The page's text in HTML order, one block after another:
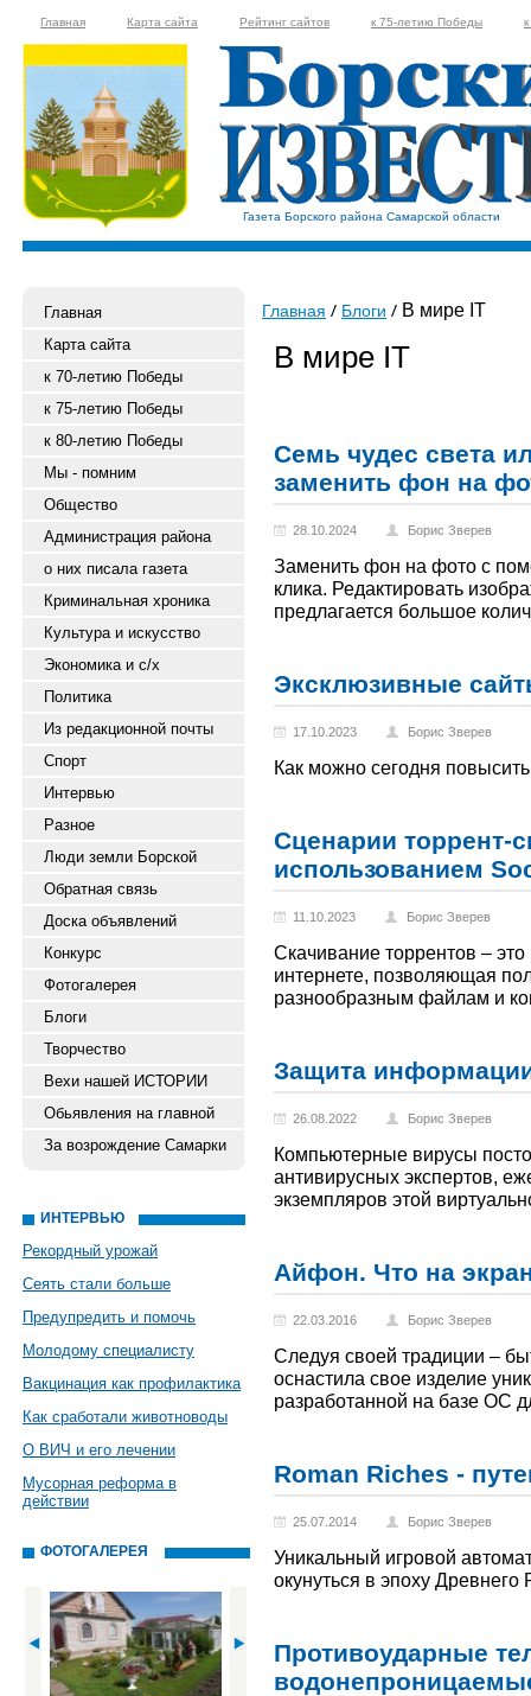
Главная Карта сайта Рейтинг сайтов к 75-летию Победы
Газета Борского района Самарской области
Главная
Карта сайта
к 70-летию Победы
к 75-летию Победы
к 80-летию Победы
Мы - помним
Общество
Администрация района
о них писала газета
Криминальная хроника
Культура и искусство
Экономика и с/х
Политика
Из редакционной почты
Спорт
Интервью
Разное
Люди земли Борской
Обратная связь
Доска объявлений
Конкурс
Фотогалерея
Блоги
Творчество
Вехи нашей ИСТОРИИ
Обьявления на главной
За возрождение Самарки
ИНТЕРВЬЮ
Рекордный урожай
Сеять стали больше
Предупредить и помочь
Молодому специалисту
Вакцинация как профилактика
Как сработали животноводы
О ВИЧ и его лечении
Мусорная реформа в
действии
ФОТОГАЛЕРЕЯ
Главная Блоги В мире IT
В мире IT
Семь чудес света
заменить фон на
28.10.2024 Борис Зверев
Заменить фон на фото с
клика. Редактировать
предлагается большое
Эксклюзивные
17.10.2023 Борис Зверев
Как можно сегодня
Сценарии торрент-
использованием
11.10.2023 Борис Зверев
Скачивание торрентов –
интернете, позволяющая
разнообразным файлам и
Защита
26.08.2022 Борис Зверев
Компьютерные вирусы
антивирусных экспертов,
экземпляров этой
Айфон. Что на
22.03.2016 Борис Зверев
Следуя своей традиции –
оснастила свое изделие
разработанной на базе ОС
Roman Riches -
25.07.2014 Борис Зверев
Уникальный игровой
окунуться в эпоху Древнего
Противоударные